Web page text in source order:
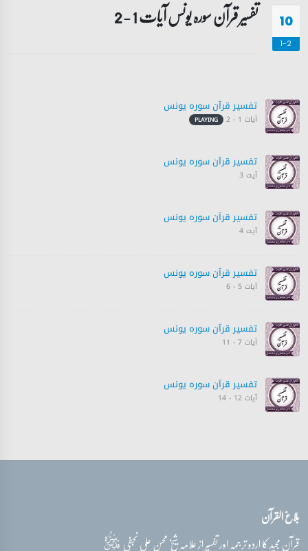
10
1-2
تفسیر قرآن سورہ ‎یونس آیات 1 - 2
تفسیر قرآن سورہ ‎يونس
آیات 1 - 2 PLAYING
تفسیر قرآن سورہ ‎يونس
آیت 3
تفسیر قرآن سورہ ‎يونس
آیت 4
تفسیر قرآن سورہ ‎يونس
آیات 5 - 6
تفسیر قرآن سورہ ‎يونس
آیات 7 - 11
تفسیر قرآن سورہ ‎يونس
آیات 12 - 14
بلاغ القرآن
قرآن مجید کا اردو ترجمہ اور تفسیر از علامہ شیخ محسن علی نجفیقدس‌سره